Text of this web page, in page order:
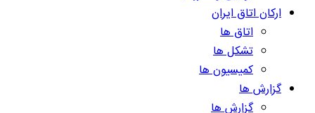
ارکان اتاق ایران
اتاق ها
تشکل ها
کمیسیون ها
گزارش ها
گزارش ها